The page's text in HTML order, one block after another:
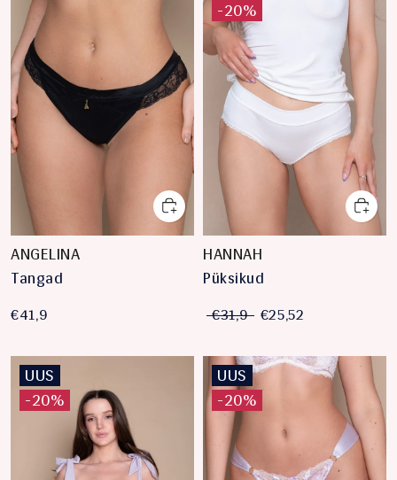
ANGELINA
Tangad
€41,9
-20%
HANNAH
Püksikud
€31,9 €25,52
UUS
-20%
UUS
-20%